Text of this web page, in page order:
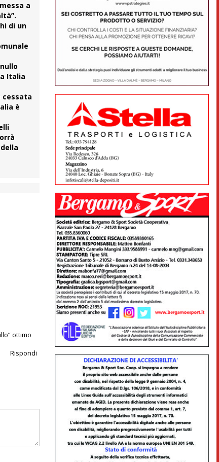
a
di un
Italia
cessata
è
ottimo
Rispondi